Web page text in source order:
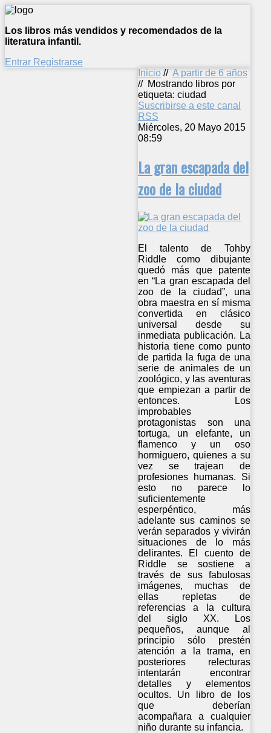
Los libros más vendidos y recomendados de la
literatura infantil.
Entrar Registrarse
Inicio // A partir de 6 años
// Mostrando libros por
etiqueta: ciudad
Suscribirse a este canal
RSS
Miércoles, 20 Mayo 2015
08:59
La gran escapada del
zoo de la ciudad
El talento de Tohby
Riddle como dibujante
quedó más que patente
en “La gran escapada del
zoo de la ciudad”, una
obra maestra en sí misma
convertida en clásico
universal desde su
inmediata publicación. La
historia tiene como punto
de partida la fuga de una
serie de animales de un
zoológico, y las aventuras
que empiezan a partir de
entonces. Los
improbables
protagonistas son una
tortuga, un elefante, un
flamenco y un oso
hormiguero, quienes a su
vez se trajean de
profesiones humanas. Si
esto no parece lo
suficientemente
esperpéntico, más
adelante sus caminos se
verán separados y vivirán
situaciones de lo más
delirantes. El cuento de
Riddle se sostiene a
través de sus fabulosas
imágenes, muchas de
ellas repletas de
referencias a la cultura
del siglo XX. Los
pequeños, aunque al
principio sólo prestén
atención a la trama, en
posteriores relecturas
intentarán encontrar
detalles y elementos
ocultos. Un libro de los
que deberían
acompañara a cualquier
niño durante su infancia.